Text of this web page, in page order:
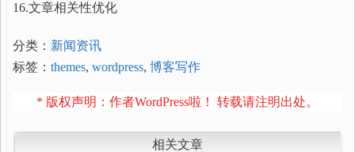
16.文章相关性优化
分类： 新闻资讯
标签： themes, wordpress, 博客写作
* 版权声明：作者WordPress啦！ 转载请注明出处。
相关文章